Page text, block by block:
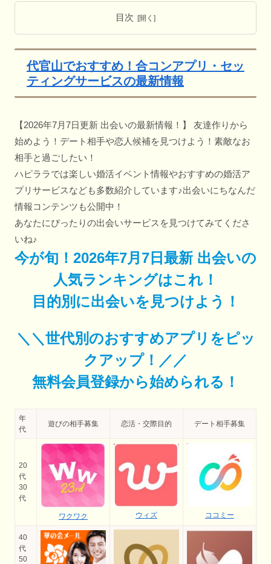
目次
代官山でおすすめ！合コンアプリ・セッ
ティングサービスの最新情報
【2026年7月7日更新 出会いの最新情報！】 友達作りから
始めよう！デート相手や恋人候補を見つけよう！素敵なお
相手と過ごしたい！
ハピララでは楽しい婚活イベント情報やおすすめの婚活ア
プリサービスなども多数紹介しています♪出会いにちなんだ
情報コンテンツも公開中！
あなたにぴったりの出会いサービスを見つけてみてくださ
いね♪
今が旬！2026年7月7日最新 出会いの
人気ランキングはこれ！
目的別に出会いを見つけよう！
＼＼世代別のおすすめアプリをピッ
クアップ！／／
無料会員登録から始められる！
年
代
遊びの相手募集 恋活・交際目的 デート相手募集
20
代
30
代
ワクワク ウィズ ココミー
40
代
50